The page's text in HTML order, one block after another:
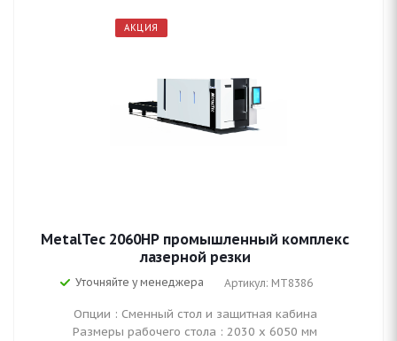
АКЦИЯ
MetalTec 2060HP промышленный комплекс
лазерной резки
Уточняйте у менеджера Артикул: MT8386
Опции : Сменный стол и защитная кабина
Размеры рабочего стола : 2030 х 6050 мм